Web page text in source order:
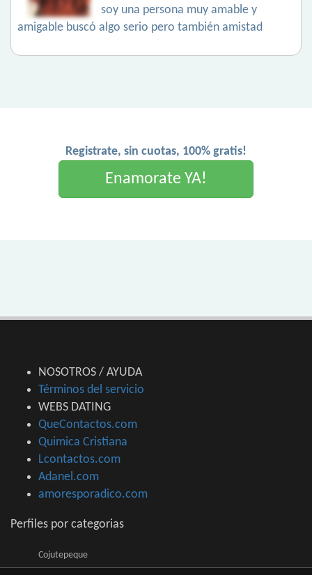
soy una persona muy amable y
amigable buscó algo serio pero también amistad
Registrate, sin cuotas, 100% gratis!
Enamorate YA!
NOSOTROS / AYUDA
Términos del servicio
WEBS DATING
QueContactos.com
Quimica Cristiana
Lcontactos.com
Adanel.com
amoresporadico.com
Perfiles por categorias
Cojutepeque